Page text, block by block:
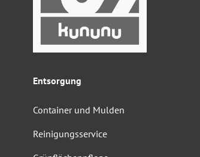
Entsorgung
Container und Mulden
Reinigungsservice